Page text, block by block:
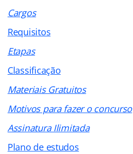
Cargos
Requisitos
Etapas
Classificação
Materiais Gratuitos
Motivos para fazer o concurso
Assinatura Ilimitada
Plano de estudos